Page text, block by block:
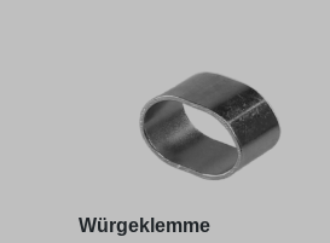
Würgeklemme